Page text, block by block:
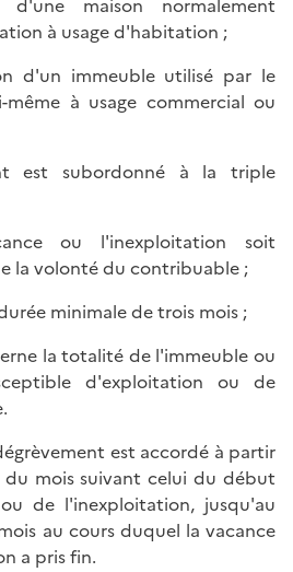
maison normalement
à usage d'habitation ;
d'un immeuble utilisé par le
à usage commercial ou
est subordonné à la triple
ou l'inexploitation soit
la volonté du contribuable ;
minimale de trois mois ;
la totalité de l'immeuble ou
d'exploitation ou de
est accordé à partir
mois suivant celui du début
de l'inexploitation, jusqu'au
au cours duquel la vacance
a pris fin.